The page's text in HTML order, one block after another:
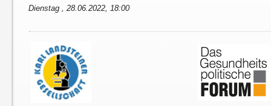
Dienstag , 28.06.2022, 18:00